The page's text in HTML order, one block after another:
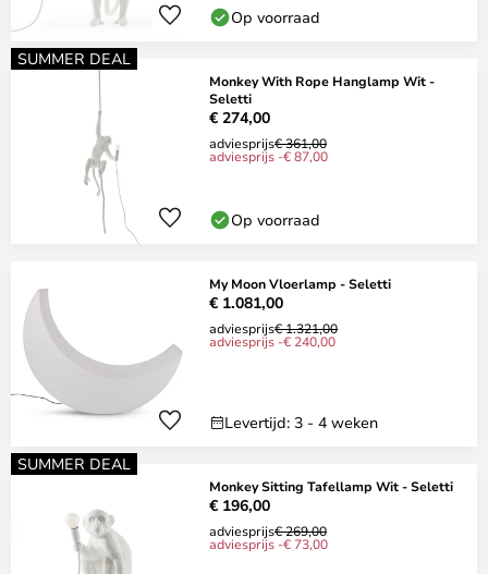
Op voorraad
SUMMER DEAL
Monkey With Rope Hanglamp Wit -
Seletti
€ 274,00
adviesprijs€ 361,00
adviesprijs -€ 87,00
Op voorraad
My Moon Vloerlamp - Seletti
€ 1.081,00
adviesprijs€ 1.321,00
adviesprijs -€ 240,00
Levertijd: 3 - 4 weken
SUMMER DEAL
Monkey Sitting Tafellamp Wit - Seletti
€ 196,00
adviesprijs€ 269,00
adviesprijs -€ 73,00